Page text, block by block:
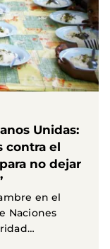
Unidas:
contra el
no dejar
en el
Naciones